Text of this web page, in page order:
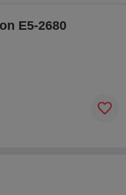
E5-2680